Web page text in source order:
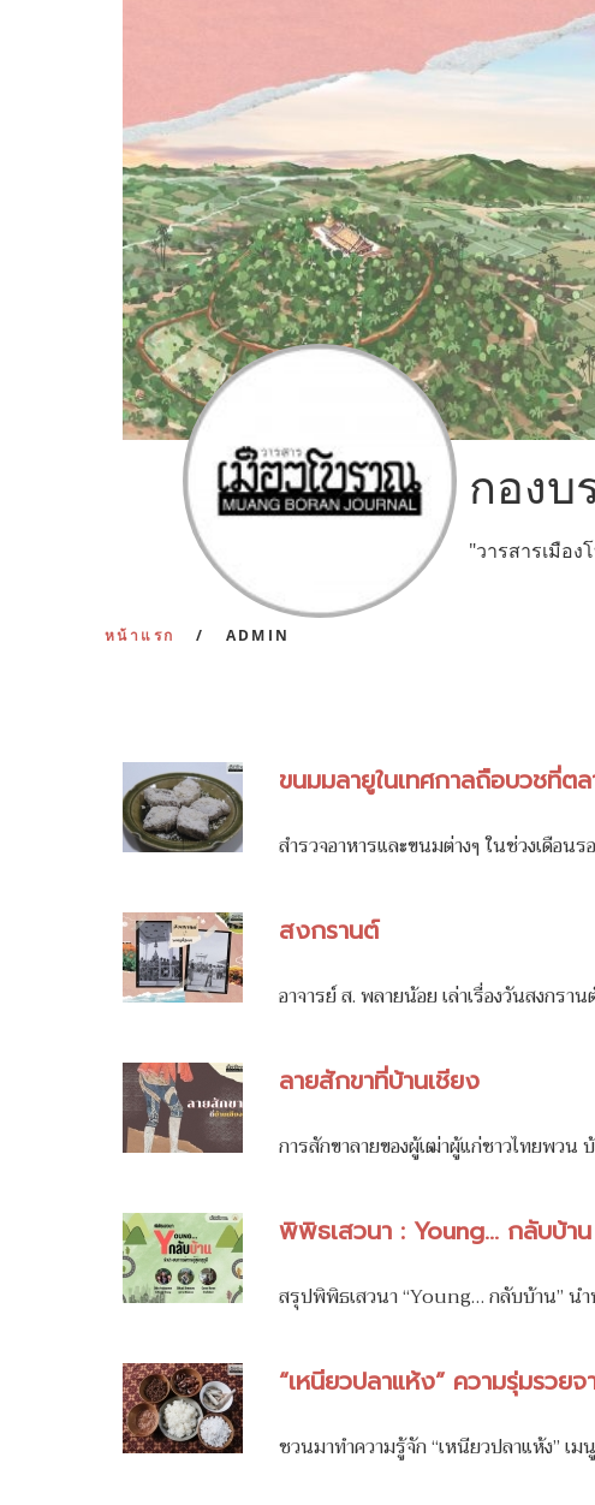
กองบ
"วารสารเมือ
หน้าแรก ADMIN
ขนมมลายูในเทศกาลถือบวชที่ต
สำรวจอาหารและขนมต่างๆ ในช่วงเดือ
สงกรานต์
อาจารย์ ส. พลายน้อย เล่าเรื่องวันสงก
ลายสักขาที่บ้านเชียง
การสักขาลายของผู้เฒ่าผู้แก่ชาวไทยพว
พิพิธเสวนา : Young... กลับบ้าน
สรุปพิพิธเสวนา “Young… กลับบ้าน” น
“เหนียวปลาแห้ง” ความรุ่มรวย
ชวนมาทำความรู้จัก “เหนียวปลาแห้ง” เ